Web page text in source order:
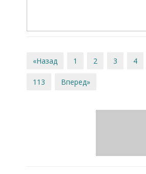
«Назад 1 2 3 4
113 Вперед»